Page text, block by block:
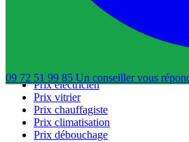
09 72 51 99 85 Un conseillervous
Prix serrurier
Prix électricien
Prix vitrier
Prix chauffagiste
Prix climatisation
Prix débouchage